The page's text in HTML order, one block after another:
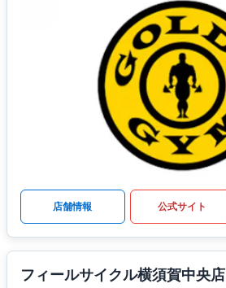
店舗情報 公式サイト
フィールサイクル横須賀中央店